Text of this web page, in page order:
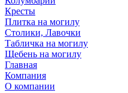
Кресты
Плитка на могилу
Столики, Лавочки
Табличка на могилу
Щебень на могилу
Главная
Компания
О компании